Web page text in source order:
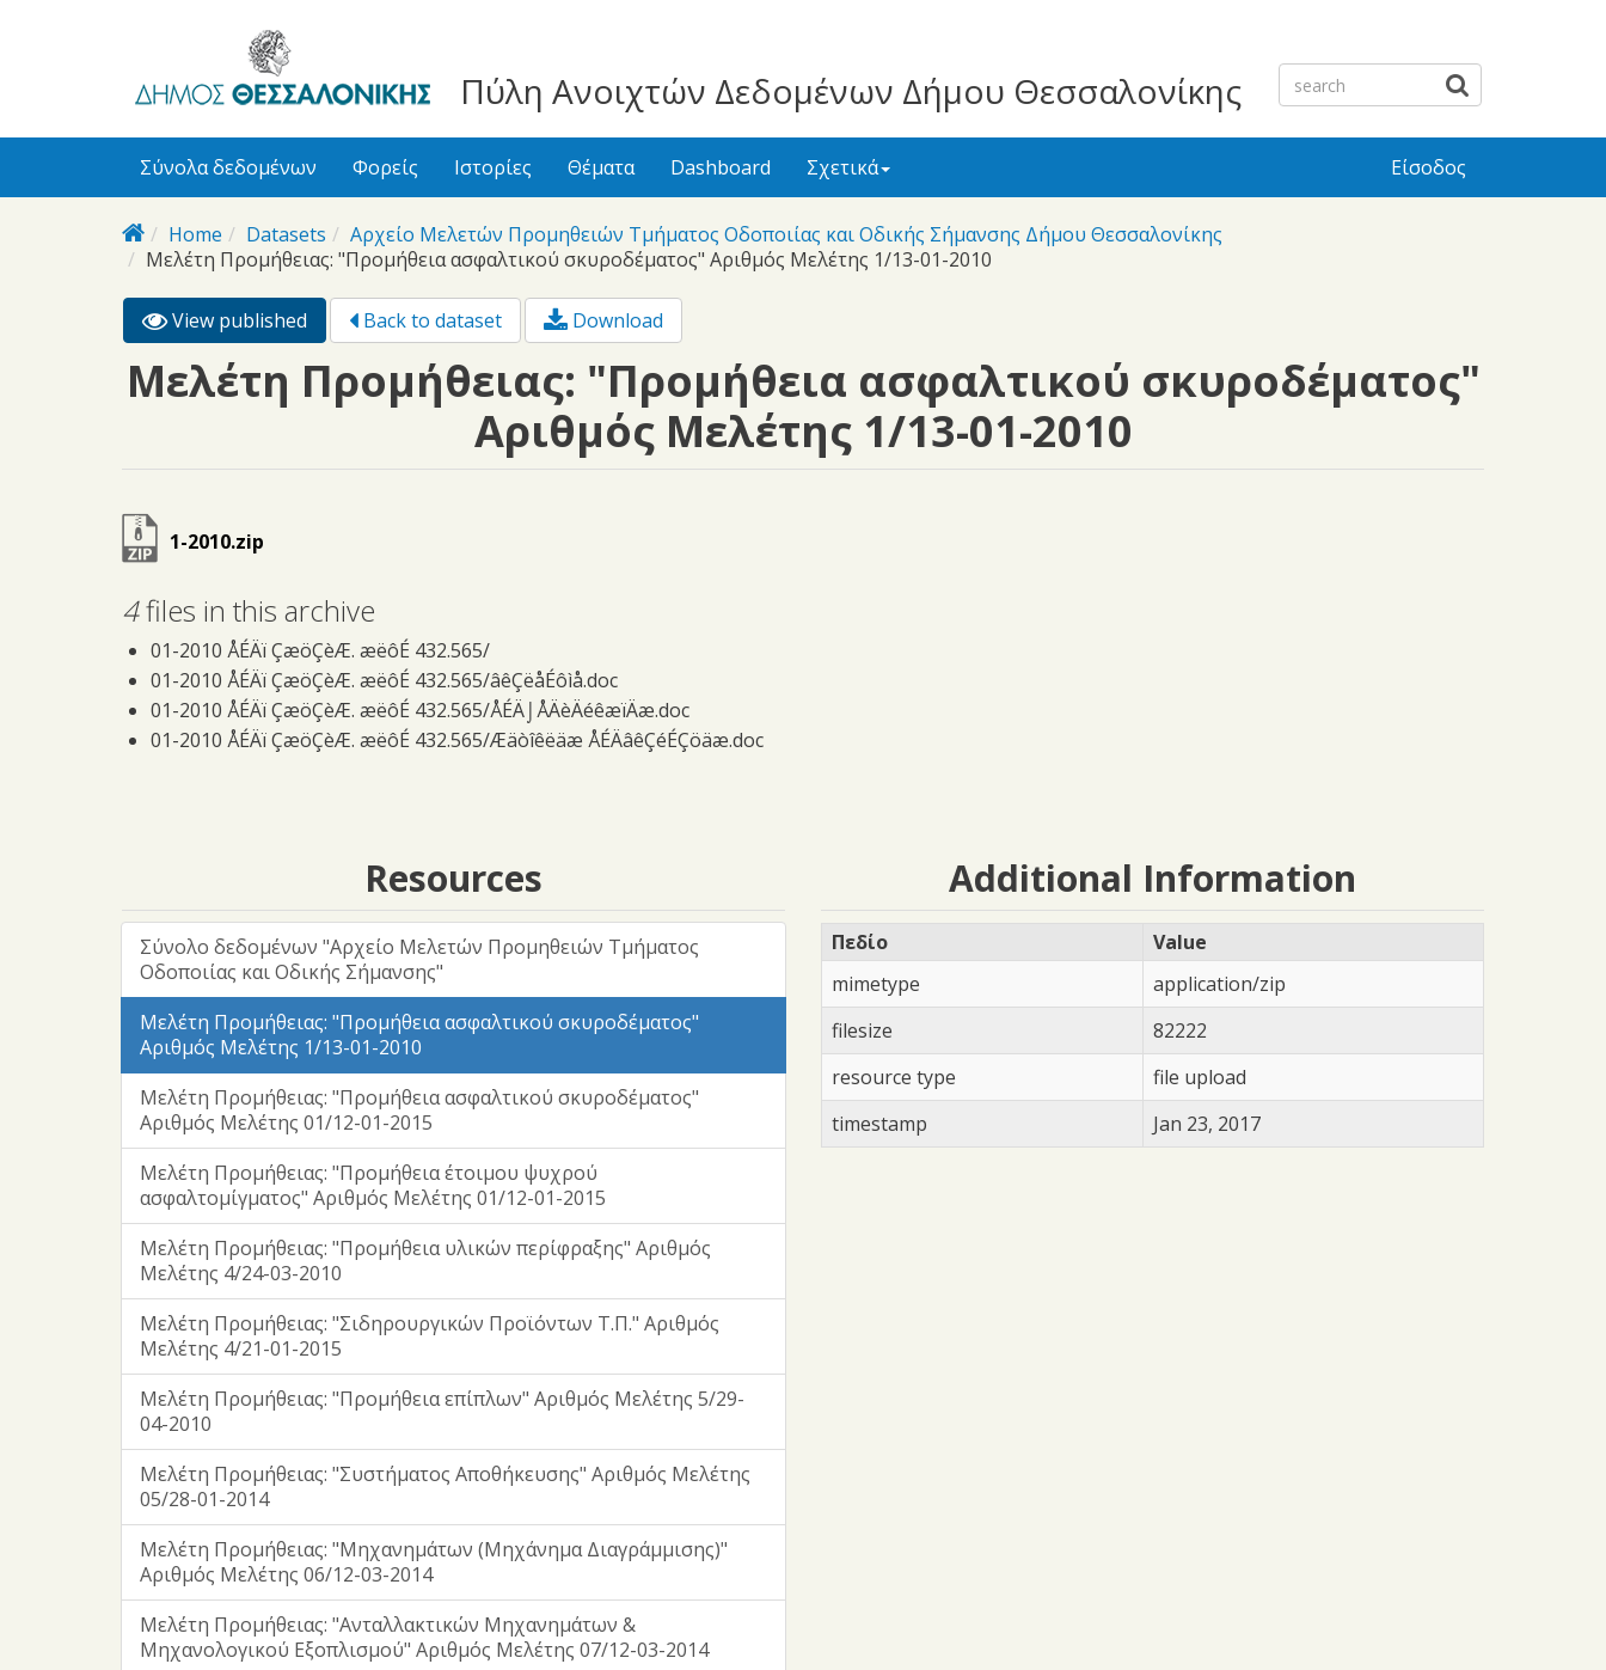
Πύλη Ανοιχτών Δεδομένων Δήμου Θεσσαλονίκης
Σύνολα δεδομένων Φορείς Ιστορίες Θέματα Dashboard Σχετικά Είσοδος
Home Datasets
Αρχείο Μελετών Προμηθειών Τμήματος Οδοποιίας και Οδικής Σήμανσης Δήμου Θεσσαλονίκης
Μελέτη Προμήθειας: "Προμήθεια ασφαλτικού σκυροδέματος" Αριθμός Μελέτης 1/13-01-2010
Primary tabs
View published (active
tab)
Back to dataset Download
Μελέτη Προμήθειας: "Προμήθεια ασφαλτικού σκυροδέματος"
Αριθμός Μελέτης 1/13-01-2010
1-2010.zip
4files in this archive
01-2010 ÅÉÄï ÇæöÇèÆ. æëôÉ 432.565/
01-2010 ÅÉÄï ÇæöÇèÆ. æëôÉ 432.565/âêÇëåÉôìå.doc
01-2010 ÅÉÄï ÇæöÇèÆ. æëôÉ 432.565/ÅÉÄ⌡ÅÄèÄéêæïÄæ.doc
01-2010 ÅÉÄï ÇæöÇèÆ. æëôÉ 432.565/Æäòîêëäæ ÅÉÄâêÇéÉÇöäæ.doc
Resources
Σύνολο δεδομένων "Αρχείο Μελετών Προμηθειών Τμήματος
Οδοποιίας και Οδικής Σήμανσης"
Μελέτη Προμήθειας: "Προμήθεια ασφαλτικού σκυροδέματος"
Αριθμός Μελέτης 1/13-01-2010
Μελέτη Προμήθειας: "Προμήθεια ασφαλτικού σκυροδέματος"
Αριθμός Μελέτης 01/12-01-2015
Μελέτη Προμήθειας: "Προμήθεια έτοιμου ψυχρού
ασφαλτομίγματος" Αριθμός Μελέτης 01/12-01-2015
Μελέτη Προμήθειας: "Προμήθεια υλικών περίφραξης" Αριθμός
Μελέτης 4/24-03-2010
Μελέτη Προμήθειας: "Σιδηρουργικών Προϊόντων Τ.Π." Αριθμός
Μελέτης 4/21-01-2015
Μελέτη Προμήθειας: "Προμήθεια επίπλων" Αριθμός Μελέτης 5/29-
04-2010
Μελέτη Προμήθειας: "Συστήματος Αποθήκευσης" Αριθμός Μελέτης
05/28-01-2014
Μελέτη Προμήθειας: "Μηχανημάτων (Μηχάνημα Διαγράμμισης)"
Αριθμός Μελέτης 06/12-03-2014
Μελέτη Προμήθειας: "Ανταλλακτικών Μηχανημάτων &
Μηχανολογικού Εξοπλισμού" Αριθμός Μελέτης 07/12-03-2014
Additional Information
Πεδίο
Value
mimetype
application/zip
filesize
82222
resource type
file upload
timestamp
Jan 23, 2017